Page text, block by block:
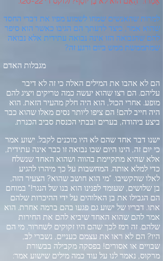
למרות שהאנשים שמחו לשמוע מפיו את דברי החסד
שהוא אמר, כיצד לדעתך הם הגיבו כאשר הוא סיפר
להם שהנבואה הזו אינה נבואה עתידית אלא נבואה
שמתממשת ממש ביום ורגע זה?
מגבלות האדם
הם לא אהבו את המילים האלה כי זה לא דיבר
עליהם. הם רצו שהוא יעשה כמה טריקים ויציג להם
מופע. אחרי הכול, הוא היה חלק מהעיר הזאת. הוא
היה חייב להם! הם ציפו ליותר נסים מאלו שהוא כבר
ביצע ביהודה, בערים ובבתי הכנסת סביב הכנרת.
ישנו דבר אחד שהם לא היו מוכנים לקבל. ישוע אמר
כי יום זה, הינו היום שבו נבואה זו כבר אינה עתידית,
אלא שהיא מתקיימת בהווה ושהוא האחד שנשלח
כדי למלא אותה. המחשבות על כך מיהרו להגיע
לאלו שהקשיבו. "מי הוא חושב שהוא? הצעיר הזה,
בן שלושים, שעומד לפנינו הוא בנו של הנגר!" במוחם
הם הגבילו את בן האלוהים על ידי ההיכרות שלהם
אתו. דבריו של ישוע גם פגעו בהם ברמה אחרת. הוא
אמר להם שהוא האחד שיביא להם את החירות
שלהם. זה רמז לכך שהם היו זקוקים לשחרור. מי הם
היו? הם לא ראו את עצמם כעניים, נשברי לב,
שבויים או אסורים! בפסקה מקבילה בבשורת
מרקוס, נאמר לנו על עוד כמה מילים שישוע אמר: